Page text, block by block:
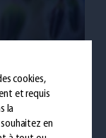
cookies,
et requis
la
souhaitez en